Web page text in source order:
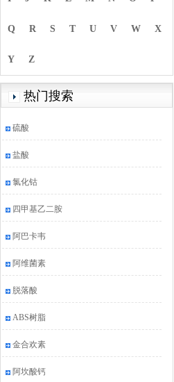
Q R S T U V W X
Y Z
热门搜索
硫酸
盐酸
氯化钴
四甲基乙二胺
阿巴卡韦
阿维菌素
脱落酸
ABS树脂
金合欢素
阿坎酸钙